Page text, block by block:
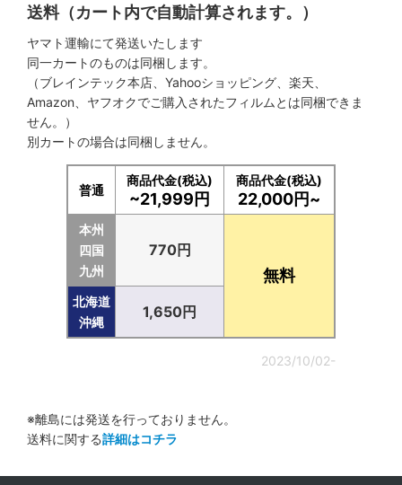
送料（カート内で自動計算されます。）
ヤマト運輸にて発送いたします
同一カートのものは同梱します。
（ブレインテック本店、Yahooショッピング、楽天、
Amazon、ヤフオクでご購入されたフィルムとは同梱できま
せん。）
別カートの場合は同梱しません。
普通
商品代金(税込)
~21,999円
商品代金(税込)
22,000円~
本州
四国
九州
770円
無料
北海道
沖縄
1,650円
2023/10/02-
※離島には発送を行っておりません。
送料に関する詳細はコチラ